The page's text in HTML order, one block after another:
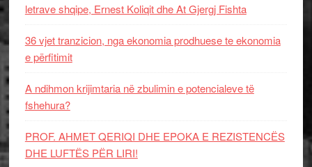
letrave shqipe, Ernest Koliqit dhe At Gjergj Fishta
36 vjet tranzicion, nga ekonomia prodhuese te ekonomia
e përfitimit
A ndihmon krijimtaria në zbulimin e potencialeve të
fshehura?
PROF. AHMET QERIQI DHE EPOKA E REZISTENCЁS
DHE LUFTЁS PЁR LIRI!